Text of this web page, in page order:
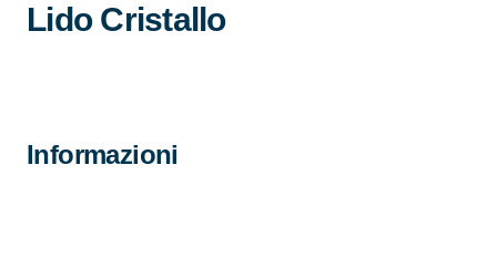
Lido Cristallo
Informazioni